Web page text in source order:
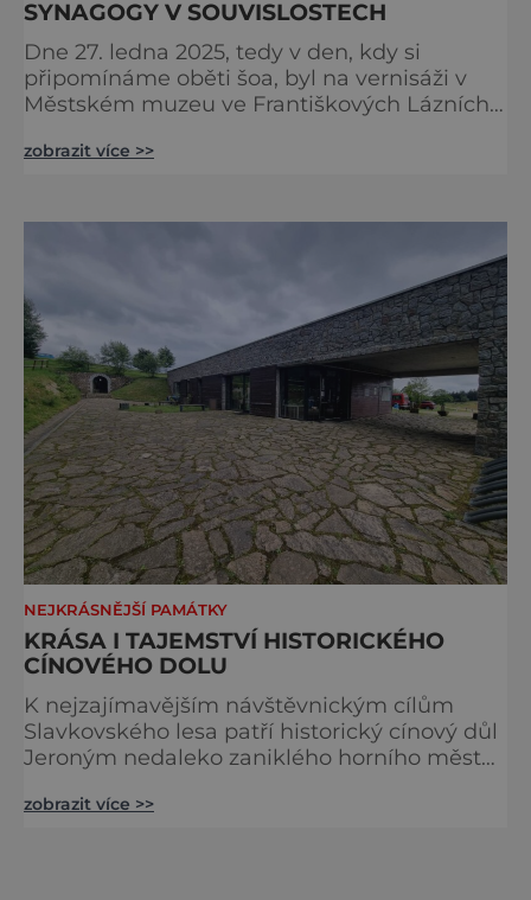
SYNAGOGY V SOUVISLOSTECH
Dne 27. ledna 2025, tedy v den, kdy si
připomínáme oběti šoa, byl na vernisáži v
Městském muzeu ve Františkových Lázních
nacisty zničena v roce 1938. Do lázeňského
některé události spojené s touto významnou
zobrazit více >>
NEJKRÁSNĚJŠÍ PAMÁTKY
KRÁSA I TAJEMSTVÍ HISTORICKÉHO
CÍNOVÉHO DOLU
K nejzajímavějším návštěvnickým cílům
Slavkovského lesa patří historický cínový důl
Jeroným nedaleko zaniklého horního města
středověku. Národní kulturní památka je
zobrazit více >>